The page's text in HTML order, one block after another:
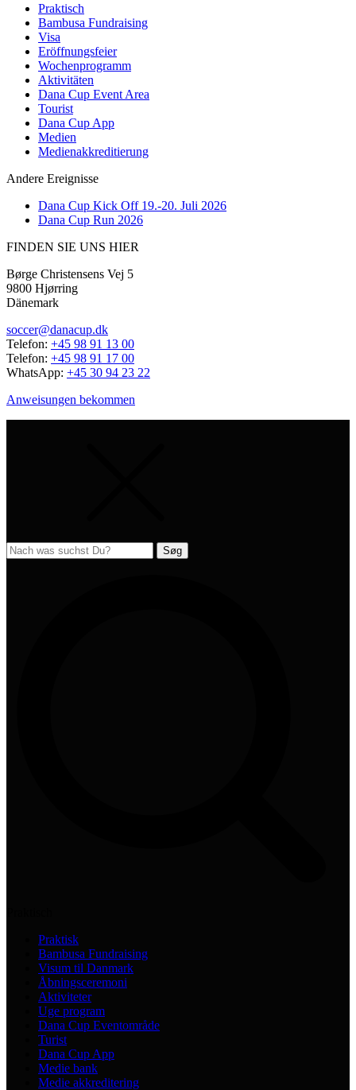
Praktisch
Bambusa Fundraising
Visa
Eröffnungsfeier
Wochenprogramm
Aktivitäten
Dana Cup Event Area
Tourist
Dana Cup App
Medien
Medienakkreditierung
Andere Ereignisse
Dana Cup Kick Off 19.-20. Juli 2026
Dana Cup Run 2026
FINDEN SIE UNS HIER
Børge Christensens Vej 5
9800 Hjørring
Dänemark
soccer@danacup.dk
Telefon: +45 98 91 13 00
Telefon: +45 98 91 17 00
WhatsApp: +45 30 94 23 22
Anweisungen bekommen
Praktisk
Bambusa Fundraising
Visum til Danmark
Åbningsceremoni
Aktiviteter
Uge program
Dana Cup Eventområde
Turist
Dana Cup App
Medie bank
Medie akkreditering